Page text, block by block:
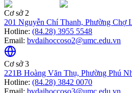
Cơ sở 2
201 Nguyễn Chí Thanh, Phường Chợ
Hotline: (84.28) 3955 5548
Email: bvdaihoccoso2@umc.edu.vn
Cơ sở 3
221B Hoàng Văn Thụ, Phường Phú
Hotline: (84.28) 3842 0070
Email: bvdaihoccoso3@umc.edu.vn